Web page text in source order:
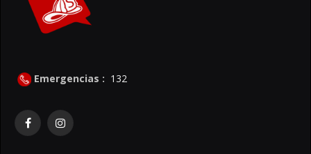
Emergencias : 132
FacebookInstagram